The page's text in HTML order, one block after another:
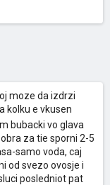
moze da izdrzi
kolku e vkusen
bubacki vo glava
za tie sporni 2-5
samo voda, caj
od svezo ovosje i
posledniot pat